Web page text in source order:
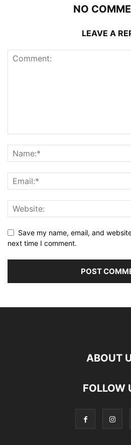
NO
LEAVE A
Save my name, email, and
next time I comment.
ABOUT
FOLLOW